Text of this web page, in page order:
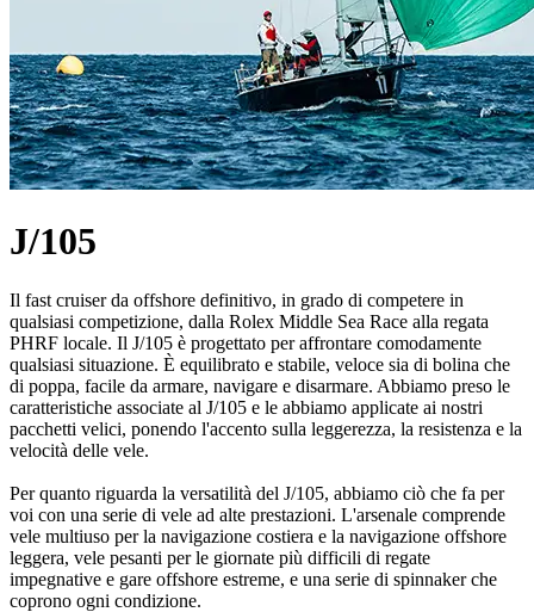
J/105
Il fast cruiser da offshore definitivo, in grado di competere in
qualsiasi competizione, dalla Rolex Middle Sea Race alla regata
PHRF locale. Il J/105 è progettato per affrontare comodamente
qualsiasi situazione. È equilibrato e stabile, veloce sia di bolina che
di poppa, facile da armare, navigare e disarmare. Abbiamo preso le
caratteristiche associate al J/105 e le abbiamo applicate ai nostri
pacchetti velici, ponendo l'accento sulla leggerezza, la resistenza e la
velocità delle vele.
Per quanto riguarda la versatilità del J/105, abbiamo ciò che fa per
voi con una serie di vele ad alte prestazioni. L'arsenale comprende
vele multiuso per la navigazione costiera e la navigazione offshore
leggera, vele pesanti per le giornate più difficili di regate
impegnative e gare offshore estreme, e una serie di spinnaker che
coprono ogni condizione.